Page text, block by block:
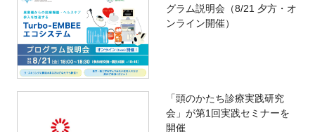
グラム説明会（8/21 夕方・オ
ンライン開催）
「頭のかたち診療実践研究
会」が第1回実践セミナーを
開催